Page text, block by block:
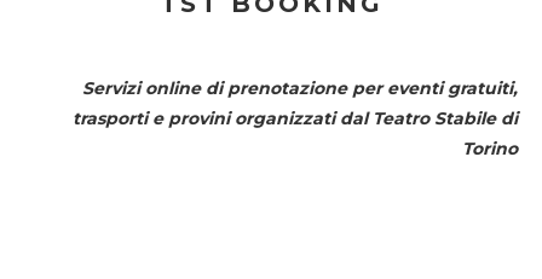
Servizi online di prenotazione per eventi gratuiti,
trasporti e provini organizzati dal Teatro Stabile di
Torino